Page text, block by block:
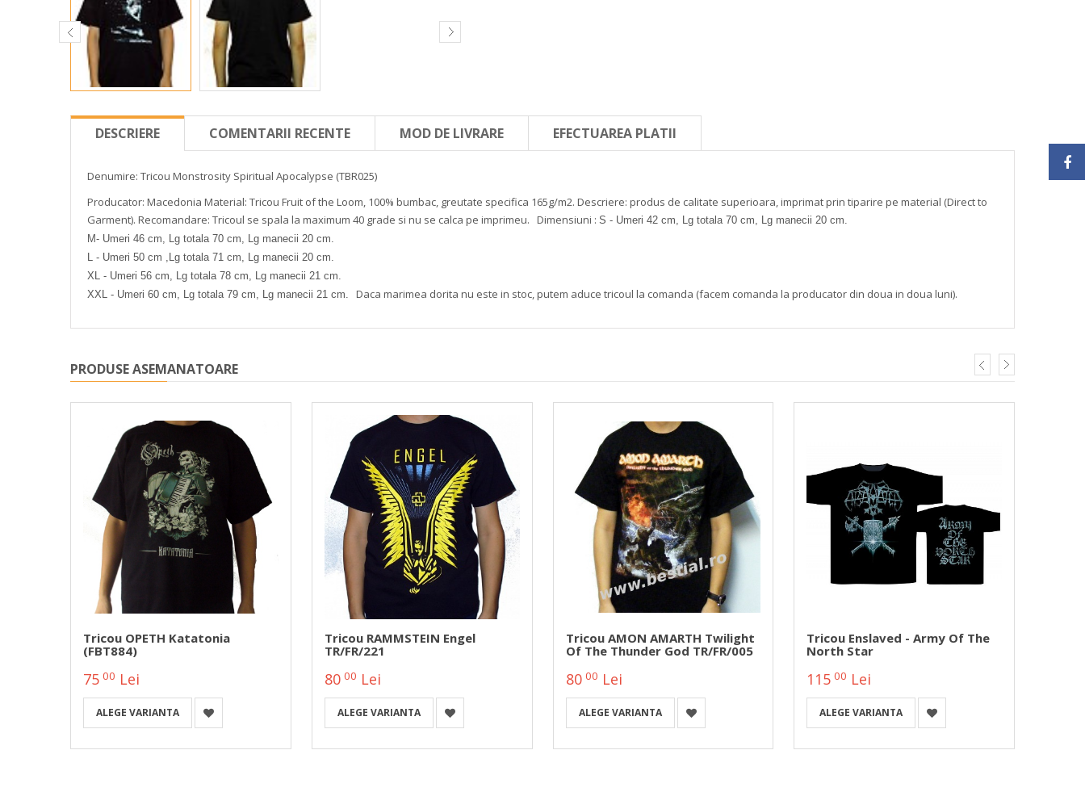
DESCRIERE COMENTARII RECENTE MOD DE LIVRARE EFECTUAREA PLATII
Denumire: Tricou Monstrosity Spiritual Apocalypse (TBR025)
Producator: Macedonia Material: Tricou Fruit of the Loom, 100% bumbac, greutate specifica 165g/m2. Descriere: produs de calitate superioara, imprimat prin tiparire pe material (Direct to
Garment). Recomandare: Tricoul se spala la maximum 40 grade si nu se calca pe imprimeu. Dimensiuni : S - Umeri 42 cm, Lg totala 70 cm, Lg manecii 20 cm.
M- Umeri 46 cm, Lg totala 70 cm, Lg manecii 20 cm.
L - Umeri 50 cm ,Lg totala 71 cm, Lg manecii 20 cm.
XL - Umeri 56 cm, Lg totala 78 cm, Lg manecii 21 cm.
XXL - Umeri 60 cm, Lg totala 79 cm, Lg manecii 21 cm.
Daca marimea dorita nu este in stoc, putem aduce tricoul la comanda (facem comanda la producator din doua in doua luni).
PRODUSE ASEMANATOARE
Tricou OPETH Katatonia
(FBT884)
75 00 Lei
ALEGE VARIANTA
Tricou RAMMSTEIN Engel
TR/FR/221
8000 Lei
ALEGE VARIANTA
Tricou AMON AMARTH Twilight
Of The Thunder God TR/FR/005
8000 Lei
ALEGE VARIANTA
Tricou Enslaved - Army Of The
North Star
115 00 Lei
ALEGE VARIANTA